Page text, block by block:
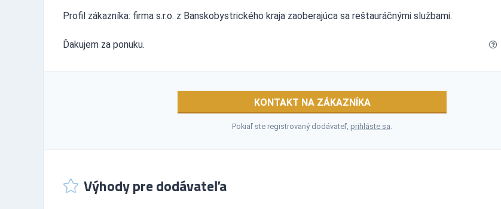
Profil zákazníka: firma s.r.o. z Banskobystrického kraja zaoberajúca sa reštauráčnými službami.
Ďakujem za ponuku.
KONTAKT NA ZÁKAZNÍKA
Pokiaľ ste registrovaný dodávateľ,prihláste sa
Výhody pre dodávateľa